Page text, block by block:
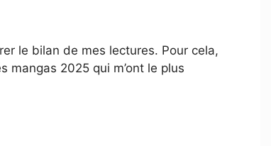
le bilan de mes lectures. Pour cela,
mangas 2025 qui m’ont le plus